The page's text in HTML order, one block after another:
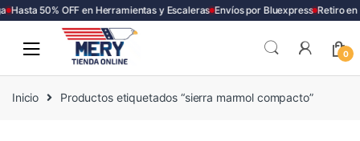
Hasta 50% OFF en Herramientas y Escaleras Envíos por Bluexpress Retiro en
0
Inicio Productos etiquetados “sierra marmol compacto”